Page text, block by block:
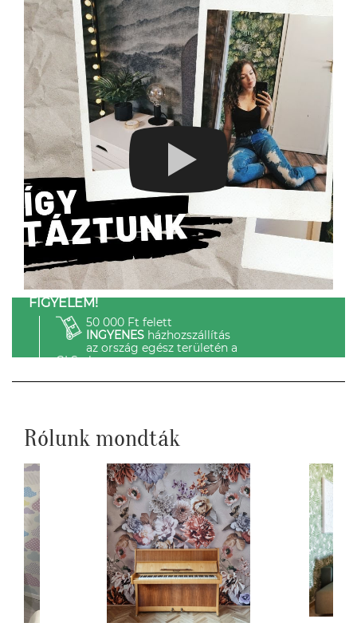
FIGYELEM!
50 000 Ft felett
INGYENESházhozszállítás
az ország egész területén a
GLS-el.
Rólunk mondták